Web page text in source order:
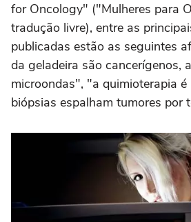
for Oncology" ("Mulheres para
tradução livre), entre as
publicadas estão as seguintes
da geladeira são cancerígenos,
microondas", "a quimioterapia
biópsias espalham tumores por